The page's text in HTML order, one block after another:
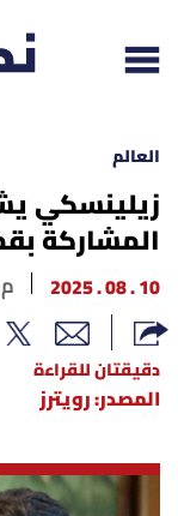
إقرأ الجريدة
لبنان
الغلاف
محليات
العالم
زيلينسكي
المشاركة
10 . 08 . 2025 04 : 28 م
دقيقتان للقراءة
المصدر: رويترز